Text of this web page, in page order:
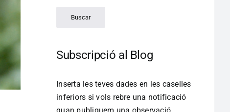
Subscripció al Blog
Inserta les teves dades en les caselles
inferiors si vols rebre una notificació